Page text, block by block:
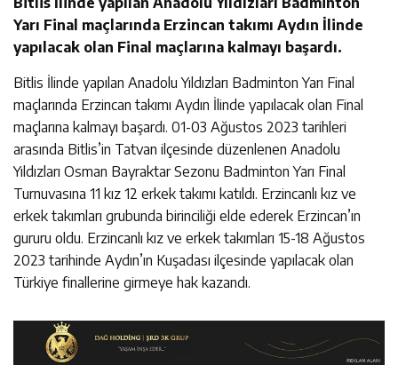
Yarı Final maçlarında Erzincan takımı Aydın İlinde
yapılacak olan Final maçlarına kalmayı başardı.
Bitlis İlinde yapılan Anadolu Yıldızları Badminton Yarı Final
maçlarında Erzincan takımı Aydın İlinde yapılacak olan Final
maçlarına kalmayı başardı. 01-03 Ağustos 2023 tarihleri
arasında Bitlis’in Tatvan ilçesinde düzenlenen Anadolu
Yıldızları Osman Bayraktar Sezonu Badminton Yarı Final
Turnuvasına 11 kız 12 erkek takımı katıldı. Erzincanlı kız ve
erkek takımları grubunda birinciliği elde ederek Erzincan’ın
gururu oldu. Erzincanlı kız ve erkek takımları 15-18 Ağustos
2023 tarihinde Aydın’ın Kuşadası ilçesinde yapılacak olan
Türkiye finallerine girmeye hak kazandı.